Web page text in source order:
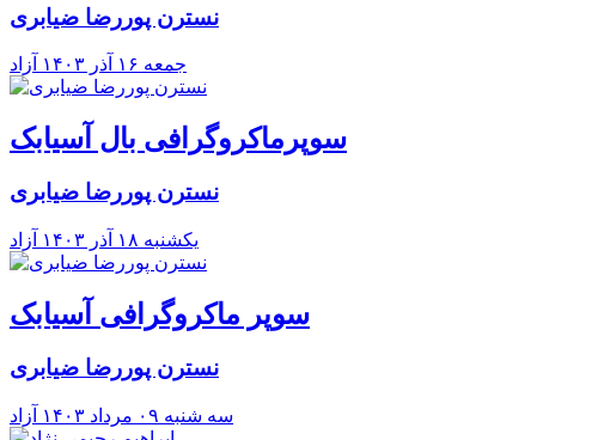
نسترن پوررضا ضیابری
جمعه ۱۶ آذر ۱۴۰۳ آزاد
سوپرماکروگرافی بال آسیابک
نسترن پوررضا ضیابری
يکشنبه ۱۸ آذر ۱۴۰۳ آزاد
سوپر ماکروگرافی آسیابک
نسترن پوررضا ضیابری
سه شنبه ۰۹ مرداد ۱۴۰۳ آزاد